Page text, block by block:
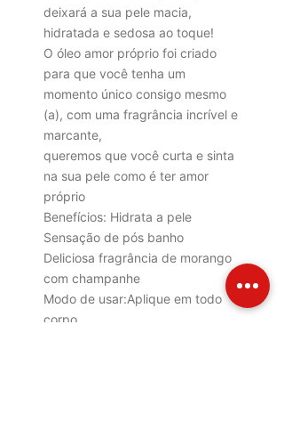
deixará a sua pele macia,
hidratada e sedosa ao toque!
O óleo amor próprio foi criado
para que você tenha um
momento único consigo mesmo
(a), com uma fragrância incrível e
marcante,
queremos que você curta e sinta
na sua pele como é ter amor
próprio
Benefícios: Hidrata a pele
Sensação de pós banho
Deliciosa fragrância de morango
com champanhe
Modo de usar:Aplique em todo
corpo